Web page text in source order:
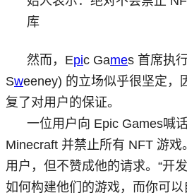
然而，Epic Games 首席执
Sweeney) 的立场似乎很坚定，
复了对用户的保证。
一位用户向 Epic Games喊
Minecraft 并禁止所有 NFT 游戏
用户，但不赞成他的请求。“开
如何构建他们的游戏，而你可